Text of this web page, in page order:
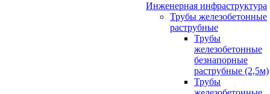
Инженерная инфраструктура
Трубы железобетонные
раструбные
Трубы
железобетонные
безнапорные
раструбные (2,5м)
Трубы